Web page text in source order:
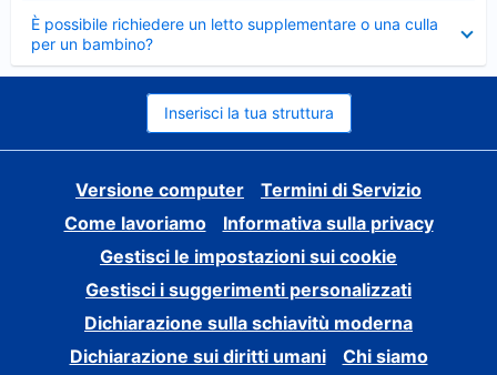
È possibile richiedere un letto supplementare o una culla
per un bambino?
Elemento
chiuso
Inserisci la tua struttura
Versione computer
Termini di Servizio
Come lavoriamo
Informativa sulla privacy
Gestisci le impostazioni sui cookie
Gestisci i suggerimenti personalizzati
Dichiarazione sulla schiavitù moderna
Dichiarazione sui diritti umani
Chi siamo